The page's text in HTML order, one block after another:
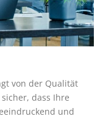
von der Qualität
dass Ihre
und